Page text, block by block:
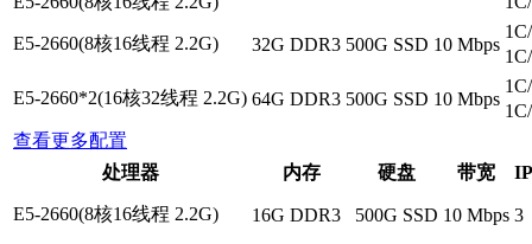
E5-2660(8核16线程 2.2G) 32G DDR3 500G SSD 10 Mbps
E5-2660*2(16核32线程 2.2G) 64G DDR3 500G SSD 10 Mbps
查看更多配置
处理器
内存 硬盘 带宽
E5-2660(8核16线程 2.2G) 16G DDR3 500G SSD 10 Mbps 3